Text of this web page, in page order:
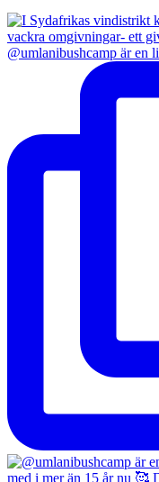
@umlanibushcamp är en